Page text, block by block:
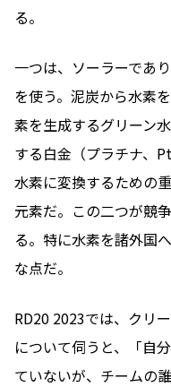
る。
一つは、ソーラーであ
を使う。泥炭から水素
素を生成するグリーン
する白金（プラチナ、
水素に変換するための
元素だ。この二つが競
る。特に水素を諸外国
な点だ。
RD20 2023では、クリ
について伺うと、「自
ていないが、チームの